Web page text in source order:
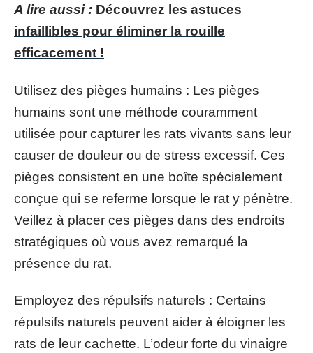
A lire aussi : Découvrez les astuces
infaillibles pour éliminer la rouille
efficacement !
Utilisez des pièges humains : Les pièges
humains sont une méthode couramment
utilisée pour capturer les rats vivants sans leur
causer de douleur ou de stress excessif. Ces
pièges consistent en une boîte spécialement
conçue qui se referme lorsque le rat y pénètre.
Veillez à placer ces pièges dans des endroits
stratégiques où vous avez remarqué la
présence du rat.
Employez des répulsifs naturels : Certains
répulsifs naturels peuvent aider à éloigner les
rats de leur cachette. L’odeur forte du vinaigre